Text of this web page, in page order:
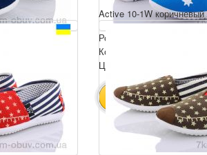
Розмірний ряд: 36-41
Комплектація ящика: 8
Ціна за пару: 60 грн.
В КОШИК 480 грн.
Active 10-1W коричневый